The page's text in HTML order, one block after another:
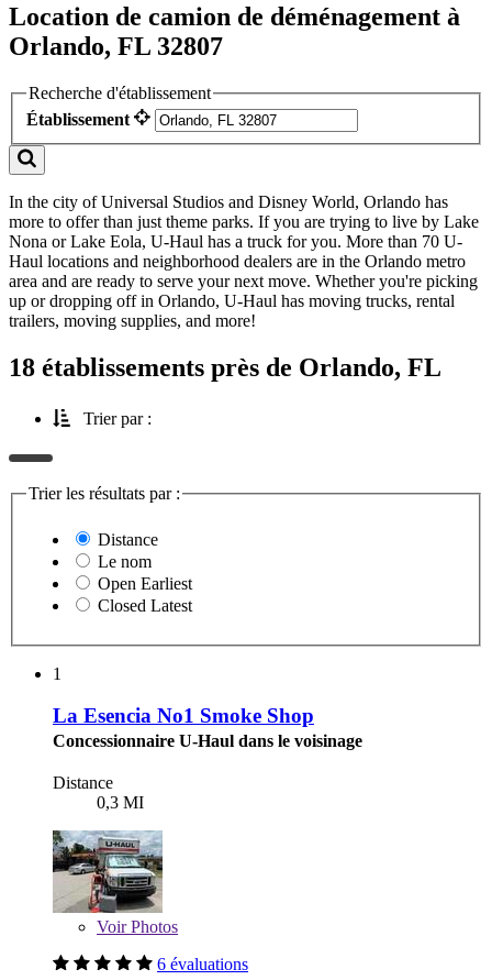
Location de camion de déménagement à
Orlando, FL 32807
Recherche d'établissement
Établissement
In the city of Universal Studios and Disney World, Orlando has
more to offer than just theme parks. If you are trying to live by Lake
Nona or Lake Eola, U-Haul has a truck for you. More than 70 U-
Haul locations and neighborhood dealers are in the Orlando metro
area and are ready to serve your next move. Whether you're picking
up or dropping off in Orlando, U-Haul has moving trucks, rental
trailers, moving supplies, and more!
18 établissements près de Orlando, FL
Trier par :
Trier les résultats par :
Distance
Le nom
Open Earliest
Closed Latest
1
La Esencia No1 Smoke Shop
Concessionnaire U-Haul dans le voisinage
Distance
0,3 MI
VoirPhotos
6 évaluations